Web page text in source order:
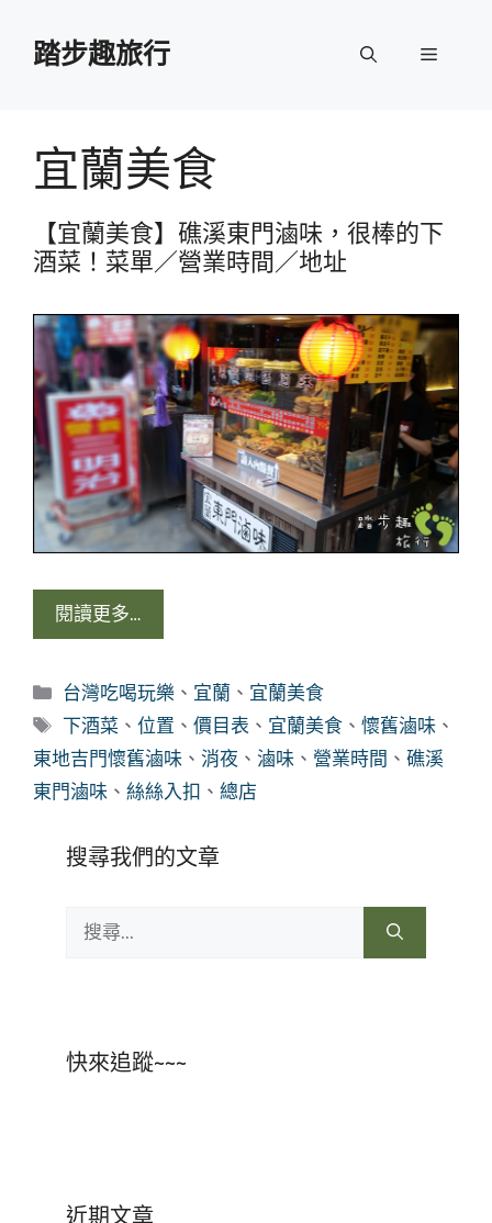
踏步趣旅行 選
宜蘭美食
【宜蘭美食】礁溪東門滷味，很棒的下
酒菜！菜單／營業時間／地址
閱讀更多…
分
類
台灣吃喝玩樂 、 宜蘭 、 宜蘭美食
標
籤
下酒菜 、位置 、價目表 、 宜蘭美食 、懷舊滷味 、
東地吉門懷舊滷味 、 消夜 、 滷味 、 營業時間 、 礁溪
東門滷味 、 絲絲入扣 、 總店
搜尋我們的文章
尋:
快來追蹤~~~
近期文章